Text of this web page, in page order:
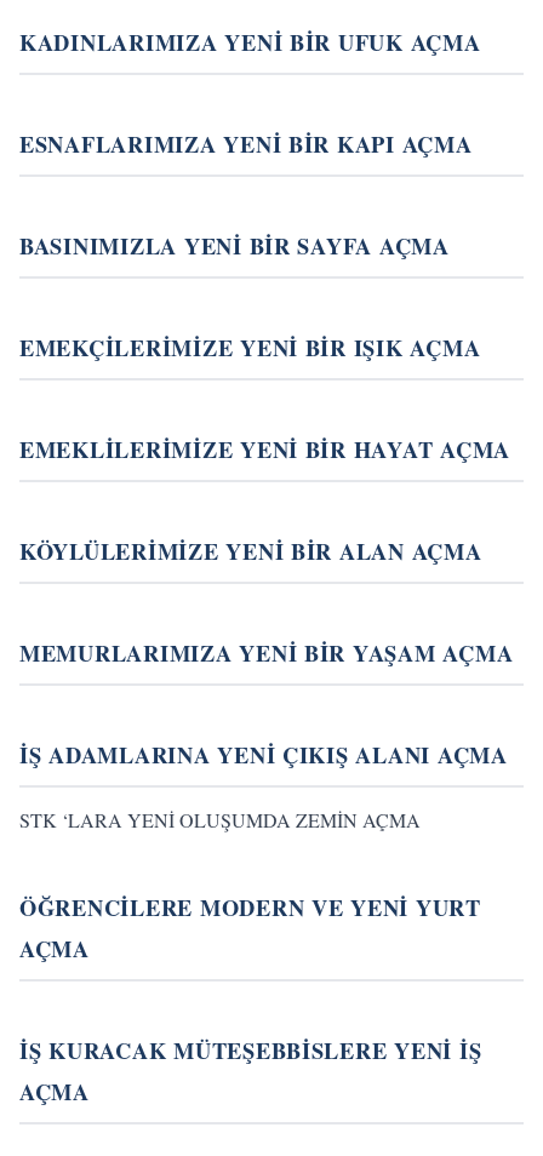
KADINLARIMIZA YENİ BİR UFUK AÇMA
ESNAFLARIMIZA YENİ BİR KAPI AÇMA
BASINIMIZLA YENİ BİR SAYFA AÇMA
EMEKÇİLERİMİZE YENİ BİR IŞIK AÇMA
EMEKLİLERİMİZE YENİ BİR HAYAT AÇMA
KÖYLÜLERİMİZE YENİ BİR ALAN AÇMA
MEMURLARIMIZA YENİ BİR YAŞAM AÇMA
İŞ ADAMLARINA YENİ ÇIKIŞ ALANI AÇMA
STK ‘LARA YENİ OLUŞUMDA ZEMİN AÇMA
ÖĞRENCİLERE MODERN VE YENİ YURT
AÇMA
İŞ KURACAK MÜTEŞEBBİSLERE YENİ İŞ
AÇMA